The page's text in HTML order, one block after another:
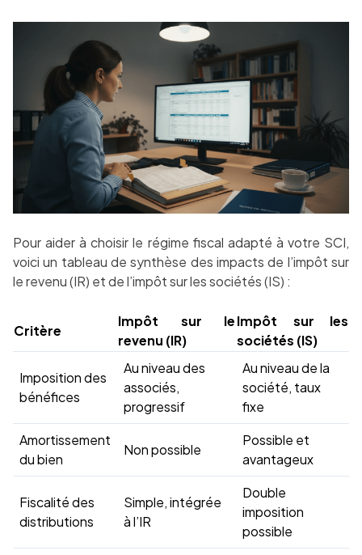
Pour aider à choisir le régime fiscal adapté à votre SCI,
voici un tableau de synthèse des impacts de l’impôt sur
le revenu (IR) et de l’impôt sur les sociétés (IS) :
Critère
Impôt sur le
revenu (IR)
Impôt sur les
sociétés (IS)
Imposition des
bénéfices
Au niveau des
associés,
progressif
Au niveau de la
société, taux
fixe
Amortissement
du bien
Non possible
Possible et
avantageux
Fiscalité des
distributions
Simple, intégrée
à l’IR
Double
imposition
possible